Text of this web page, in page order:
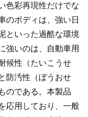
色彩再現性だけでな
のボディは、強い日
といった過酷な環境
強いのは、自動車用
候性（たいこうせ
防汚性（ぼうおせ
のである。本製品
応用しており、一般